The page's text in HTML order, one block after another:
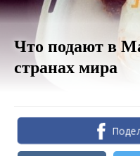
Что подают в
странах мира